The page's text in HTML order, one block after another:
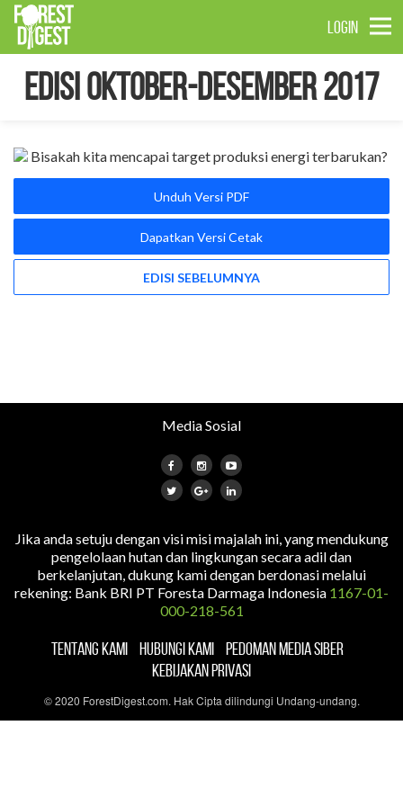
LOGIN
Edisi Oktober-Desember 2017
Unduh Versi PDF
Dapatkan Versi Cetak
EDISI SEBELUMNYA
Media Sosial
Jika anda setuju dengan visi misi majalah ini, yang mendukung
pengelolaan hutan dan lingkungan secara adil dan
berkelanjutan, dukung kami dengan berdonasi melalui
rekening: Bank BRI PT Foresta Darmaga Indonesia 1167-01-
000-218-561
TENTANG KAMI HUBUNGI KAMI
PEDOMAN MEDIA SIBER
KEBIJAKAN PRIVASI
© 2020 ForestDigest.com. Hak Cipta dilindungi Undang-undang.